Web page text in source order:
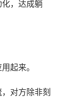
，达成躺
起来。
对方除非刻